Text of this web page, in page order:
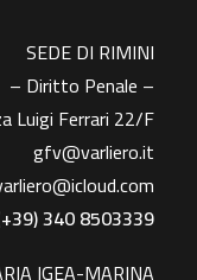
SEDE DI RIMINI
– Diritto Penale –
Luigi Ferrari 22/F
gfv@varliero.it
340 8503339
IGEA-MARINA